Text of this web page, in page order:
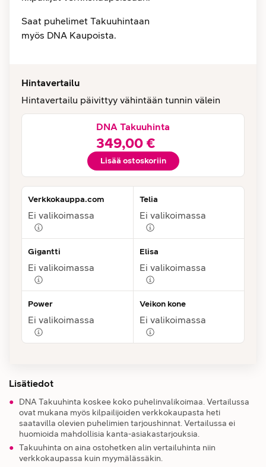
Saat puhelimet Takuuhintaan
myös DNA Kaupoista.
Hintavertailu
Hintavertailu päivittyy vähintään tunnin välein
DNA Takuuhinta
349,00 €
Lisää ostoskoriin
Verkkokauppa.com
Ei valikoimassa
Telia
Ei valikoimassa
Gigantti
Ei valikoimassa
Elisa
Ei valikoimassa
Power
Ei valikoimassa
Veikon kone
Ei valikoimassa
Lisätiedot
DNA Takuuhinta koskee koko puhelinvalikoimaa. Vertailussa
ovat mukana myös kilpailijoiden verkkokaupasta heti
saatavilla olevien puhelimien tarjoushinnat. Vertailussa ei
huomioida mahdollisia kanta-asiakastarjouksia.
Takuuhinta on aina ostohetken alin vertailuhinta niin
verkkokaupassa kuin myymälässäkin.